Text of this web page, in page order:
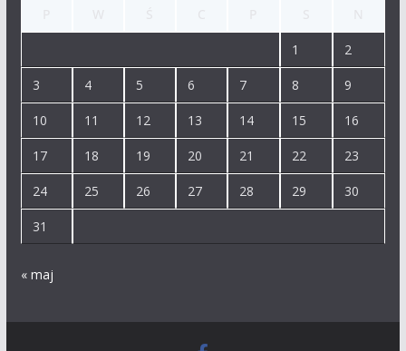
1 2
3 4 5 6 7 8 9
10 11 12 13 14 15 16
17 18 19 20 21 22 23
24 25 26 27 28 29 30
31
« maj